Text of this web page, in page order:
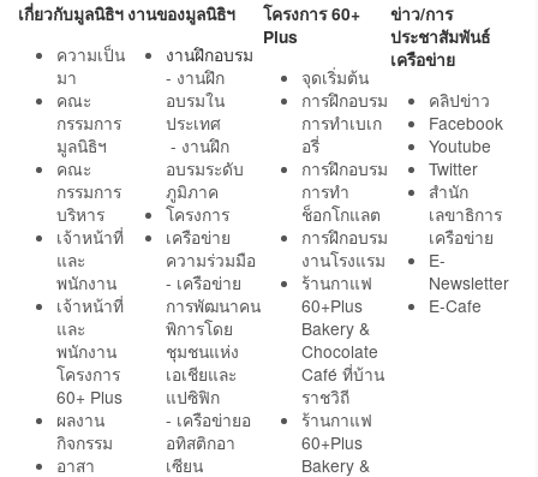
เกี่ยวกับมูลนิธิฯ
ความเป็น
มา
คณะ
กรรมการ
มูลนิธิฯ
คณะ
กรรมการ
บริหาร
เจ้าหน้าที่
และ
พนักงาน
เจ้าหน้าที่
และ
พนักงาน
โครงการ
60+ Plus
ผลงาน
กิจกรรม
อาสา
งานของมูลนิธิฯ
งานฝึกอบรม
- งานฝึก
อบรมใน
ประเทศ
- งานฝึก
อบรมระดับ
ภูมิภาค
โครงการ
เครือข่าย
ความร่วมมือ
- เครือข่าย
การพัฒนาคน
พิการโดย
ชุมชนแห่ง
เอเชียและ
แปซิฟิก
- เครือข่ายอ
อทิสติกอา
เซียน
โครงการ 60+
Plus
จุดเริ่มต้น
การฝึกอบรม
การทำเบเก
อรี่
การฝึกอบรม
การทำ
ช็อกโกแลต
การฝึกอบรม
งานโรงแรม
ร้านกาแฟ
60+Plus
Bakery &
Chocolate
Café ที่บ้าน
ราชวิถี
ร้านกาแฟ
60+Plus
Bakery &
ข่าว/การ
ประชาสัมพันธ์
เครือข่าย
คลิปข่าว
Facebook
Youtube
Twitter
สำนัก
เลขาธิการ
เครือข่าย
E-
Newsletter
E-Cafe